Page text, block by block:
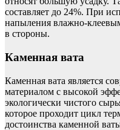
составляет до 24%. При
напыления влажно-
в стороны.
Каменная вата
Каменная вата является
материалом с высокой
экологически чистого
которое проходит цикл
достоинства каменной